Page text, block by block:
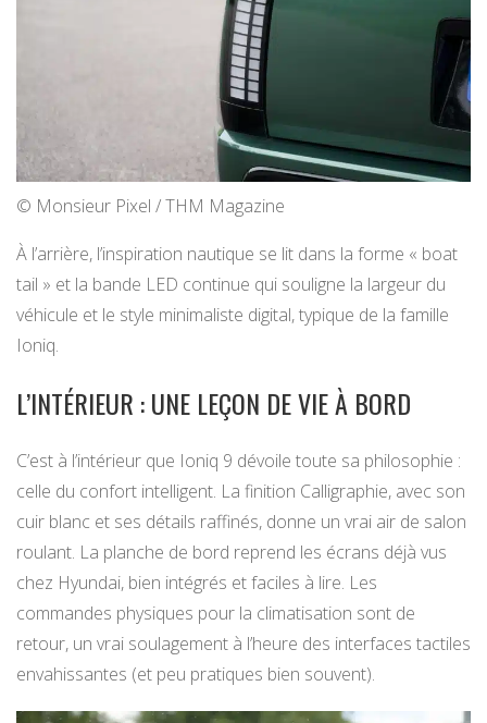
© Monsieur Pixel / THM Magazine
À l’arrière, l’inspiration nautique se lit dans la forme « boat
tail » et la bande LED continue qui souligne la largeur du
véhicule et le style minimaliste digital, typique de la famille
Ioniq.
L’INTÉRIEUR : UNE LEÇON DE VIE À BORD
C’est à l’intérieur que Ioniq 9 dévoile toute sa philosophie :
celle du confort intelligent. La finition Calligraphie, avec son
cuir blanc et ses détails raffinés, donne un vrai air de salon
roulant. La planche de bord reprend les écrans déjà vus
chez Hyundai, bien intégrés et faciles à lire. Les
commandes physiques pour la climatisation sont de
retour, un vrai soulagement à l’heure des interfaces tactiles
envahissantes (et peu pratiques bien souvent).